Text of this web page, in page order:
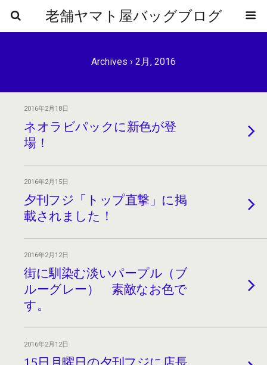
老舗ヤマト屋バッグブログ
Archives › 2月, 2016
2016年2月18日
ネオラビパックに新色が登
場！
2016年2月15日
夕刊フジ「トップ直撃」に掲
載されました！
2016年2月12日
街に馴染む淡いパープル（ブ
ルーグレー） 素敵なお色で
す。
2016年2月12日